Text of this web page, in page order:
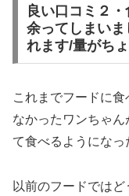
良い口コミ２
余ってしまいま
れます/量がち
これまでフードに
なかったワンちゃ
て食べるようになっ
以前のフードでは